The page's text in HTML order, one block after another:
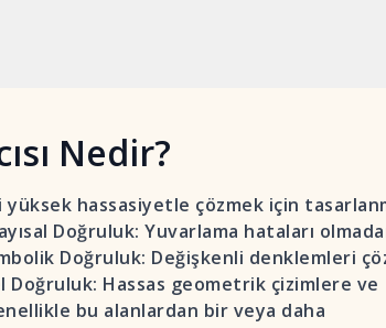
Nedir?
hassasiyetle çözmek için
Doğruluk: Yuvarlama hataları
Doğruluk: Değişkenli denklemleri
Doğruluk: Hassas geometrik çizimlere ve
bu alanlardan bir veya daha